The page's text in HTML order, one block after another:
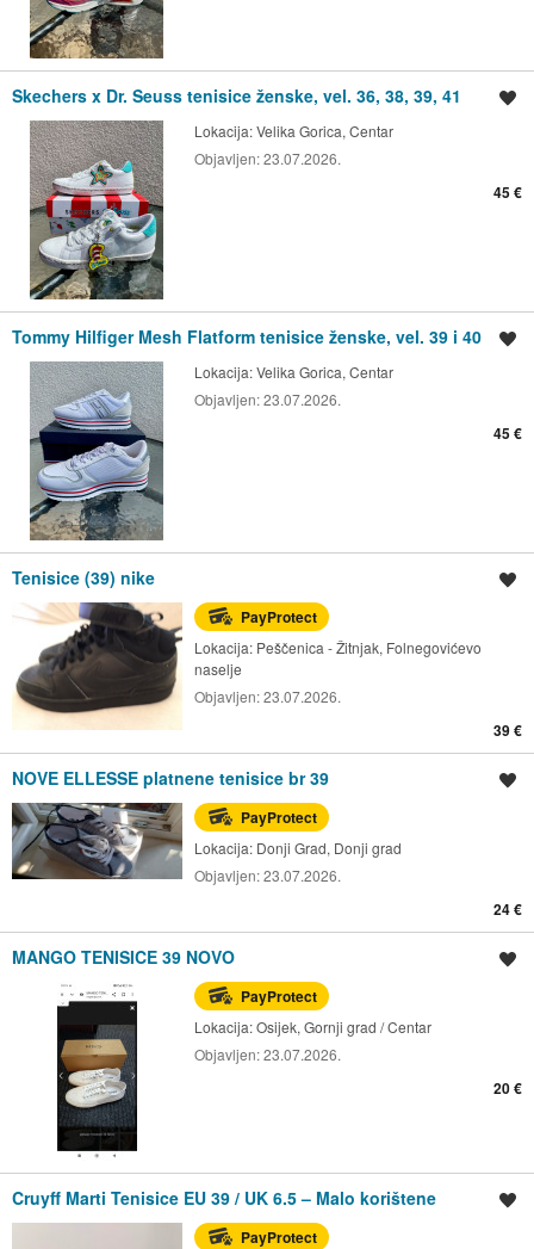
Skechers x Dr. Seuss tenisice ženske, vel. 36, 38, 39, 41
Lokacija:Velika Gorica, Centar
Objavljen:23.07.2026.
45 €
Tommy Hilfiger Mesh Flatform tenisice ženske, vel. 39 i 40
Lokacija:Velika Gorica, Centar
Objavljen:23.07.2026.
45 €
Tenisice (39) nike
PayProtect
Lokacija: Peščenica - Žitnjak, Folnegovićevo
naselje
Objavljen:23.07.2026.
39 €
NOVE ELLESSE platnene tenisice br 39
PayProtect
Lokacija: Donji Grad, Donji grad
Objavljen:23.07.2026.
24 €
MANGO TENISICE 39 NOVO
PayProtect
Lokacija:Osijek, Gornji grad / Centar
Objavljen:23.07.2026.
20 €
Cruyff Marti Tenisice EU 39 / UK 6.5 – Malo korištene
PayProtect